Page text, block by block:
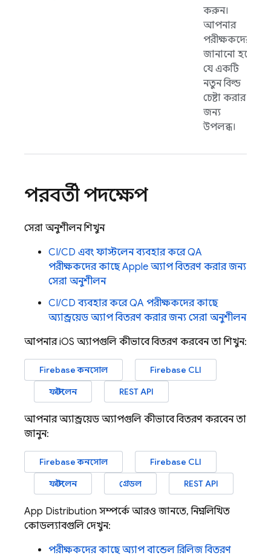
করুন।
আপনার
পরীক্ষকদের
জানানো হবে
যে একটি
নতুন বিল্ড
চেষ্টা করার
জন্য
উপলব্ধ।
পরবর্তী পদক্ষেপ
সেরা অনুশীলন শিখুন
CI/CD এবং ফাস্টলেন ব্যবহার করে QA
পরীক্ষকদের কাছে Apple অ্যাপ বিতরণ করার জন্য
সেরা অনুশীলন
CI/CD ব্যবহার করে QA পরীক্ষকদের কাছে
অ্যান্ড্রয়েড অ্যাপ বিতরণ করার জন্য সেরা অনুশীলন
আপনার iOS অ্যাপগুলি কীভাবে বিতরণ করবেন তা শিখুন:
Firebaseকনসোল
Firebase CLI
ফাস্টলেন
REST API
আপনার অ্যান্ড্রয়েড অ্যাপগুলি কীভাবে বিতরণ করবেন তা
জানুন:
Firebaseকনসোল
Firebase CLI
ফাস্টলেন
গ্রেডল REST API
App Distribution সম্পর্কে আরও জানতে, নিম্নলিখিত
কোডল্যাবগুলি দেখুন:
পরীক্ষকদের কাছে অ্যাপ বান্ডেল রিলিজ বিতরণ